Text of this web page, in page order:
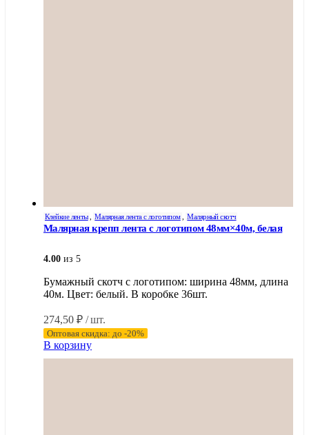
Клейкие ленты, Малярная лента с логотипом, Малярный скотч
Малярная крепп лента с логотипом 48мм×40м, белая
4.00 из 5
Бумажный скотч с логотипом: ширина 48мм, длина
40м. Цвет: белый. В коробке 36шт.
274,50 ₽ / шт.
Оптовая скидка: до -20%
В корзину